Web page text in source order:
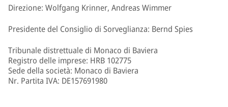
Direzione: Wolfgang Krinner, Andreas Wimmer
Presidente del Consiglio di Sorveglianza: Bernd Spies
Tribunale distrettuale di Monaco di Baviera
Registro delle imprese: HRB 102775
Sede della società: Monaco di Baviera
Nr. Partita IVA: DE157691980